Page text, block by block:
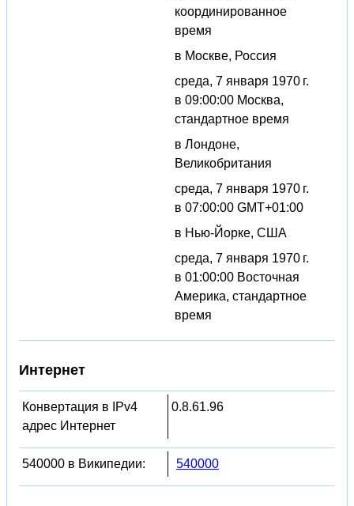
координированное
время
в Москве, Россия
среда, 7 января 1970 г.
в 09:00:00 Москва,
стандартное время
в Лондоне,
Великобритания
среда, 7 января 1970 г.
в 07:00:00 GMT+01:00
в Нью-Йорке, США
среда, 7 января 1970 г.
в 01:00:00 Восточная
Америка, стандартное
время
Интернет
Конвертация в IPv4
адрес Интернет
0.8.61.96
540000 в Википедии: 540000